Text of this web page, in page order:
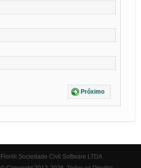
Próximo
Fiorilli Sociedade Civil Software LTDA